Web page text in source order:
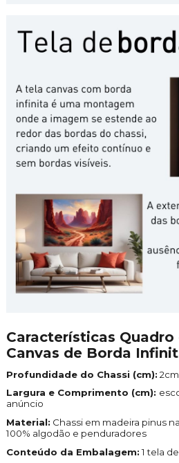
Características Quadro
Canvas de Borda
Profundidade do Chassi (cm):
Largura e Comprimento (cm):
anúncio
Material: Chassi em madeira pinus
100% algodão e penduradores
Conteúdo da Embalagem:1 tela